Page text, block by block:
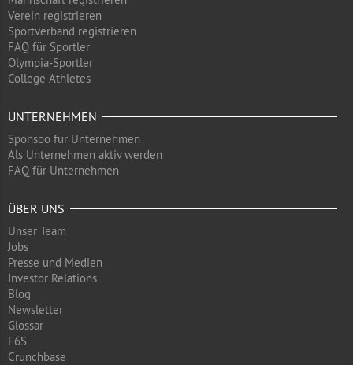
Verein registrieren
Sportverband registrieren
FAQ für Sportler
Olympia-Sportler
College Athletes
UNTERNEHMEN
Sponsoo für Unternehmen
Als Unternehmen aktiv werden
FAQ für Unternehmen
ÜBER UNS
Unser Team
Jobs
Presse und Medien
Investor Relations
Blog
Newsletter
Glossar
F6S
Crunchbase